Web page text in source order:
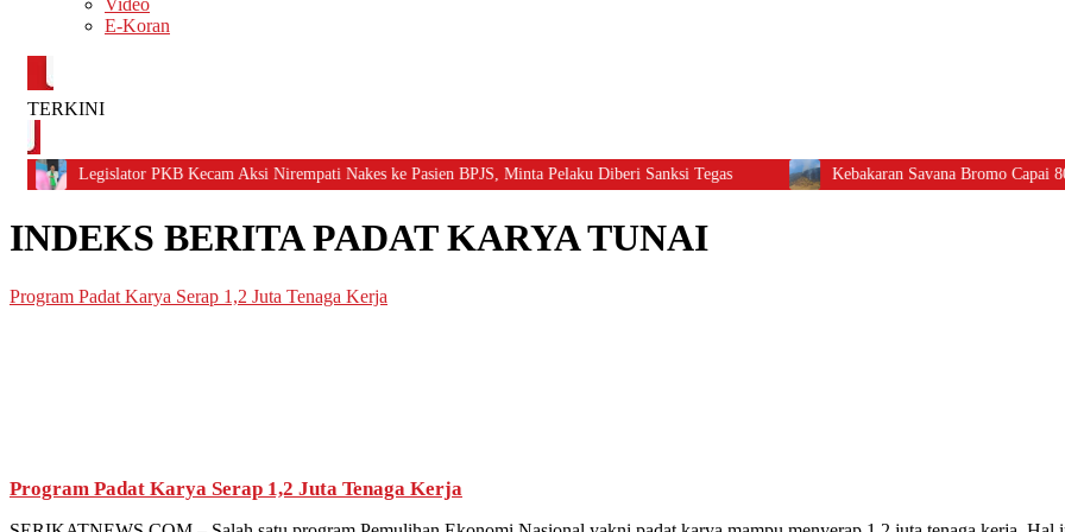
©
serikatnews.com
Allright
Centennial
19,
Jakarta
Selatan,
12950
Video
E-Koran
TERKINI
Legislator PKB Kecam Aksi Nirempati Nakes ke Pasien BPJS, Minta Pelaku Diberi Sanksi Tegas Kebakaran Savana Bromo Capai 80
INDEKS BERITAPADAT KARYA TUNAI
Program Padat Karya Serap 1,2 Juta Tenaga Kerja
Program Padat Karya Serap 1,2 Juta Tenaga Kerja